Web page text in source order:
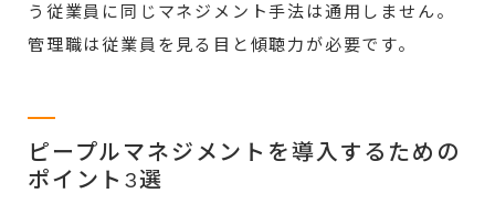
う従業員に同じマネジメント手法は通用しません。
管理職は従業員を見る目と傾聴力が必要です。
ピープルマネジメントを導入するための
ポイント3選